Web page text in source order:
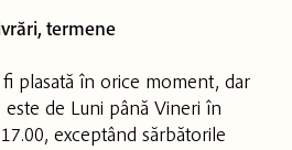
termene
plasată în orice moment, dar
de Luni până Vineri în
exceptând sărbătorile